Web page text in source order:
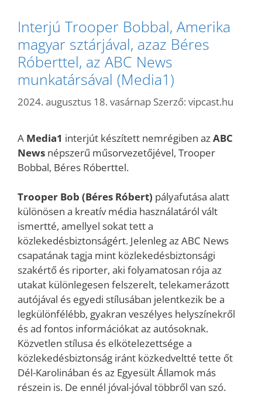
Interjú Trooper Bobbal, Amerika
magyar sztárjával, azaz Béres
Róberttel, az ABC News
munkatársával (Media1)
2024. augusztus 18. vasárnap Szerző: vipcast.hu
A Media1 interjút készített nemrégiben azABC
News népszerű műsorvezetőjével, Trooper
Bobbal, Béres Róberttel.
Trooper Bob (Béres Róbert) pályafutása alatt
különösen a kreatív média használatáról vált
ismertté, amellyel sokat tett a
közlekedésbiztonságért. Jelenleg az ABC News
csapatának tagja mint közlekedésbiztonsági
szakértő és riporter, aki folyamatosan rója az
utakat különlegesen felszerelt, telekamerázott
autójával és egyedi stílusában jelentkezik be a
legkülönfélébb, gyakran veszélyes helyszínekről
és ad fontos információkat az autósoknak.
Közvetlen stílusa és elkötelezettsége a
közlekedésbiztonság iránt közkedveltté tette őt
Dél-Karolinában​ és az Egyesült Államok más
részein is. De ennél jóval-jóval többről van szó.